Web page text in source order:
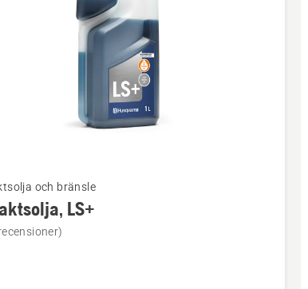
och bränsle
LS+